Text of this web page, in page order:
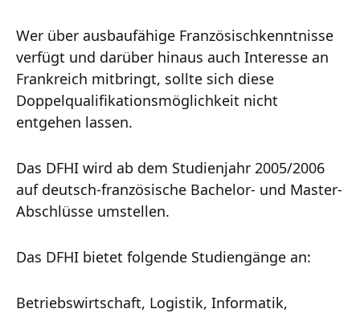
Wer über ausbaufähige Französischkenntnisse
verfügt und darüber hinaus auch Interesse an
Frankreich mitbringt, sollte sich diese
Doppelqualifikationsmöglichkeit nicht
entgehen lassen.
Das DFHI wird ab dem Studienjahr 2005/2006
auf deutsch-französische Bachelor- und Master-
Abschlüsse umstellen.
Das DFHI bietet folgende Studiengänge an:
Betriebswirtschaft, Logistik, Informatik,